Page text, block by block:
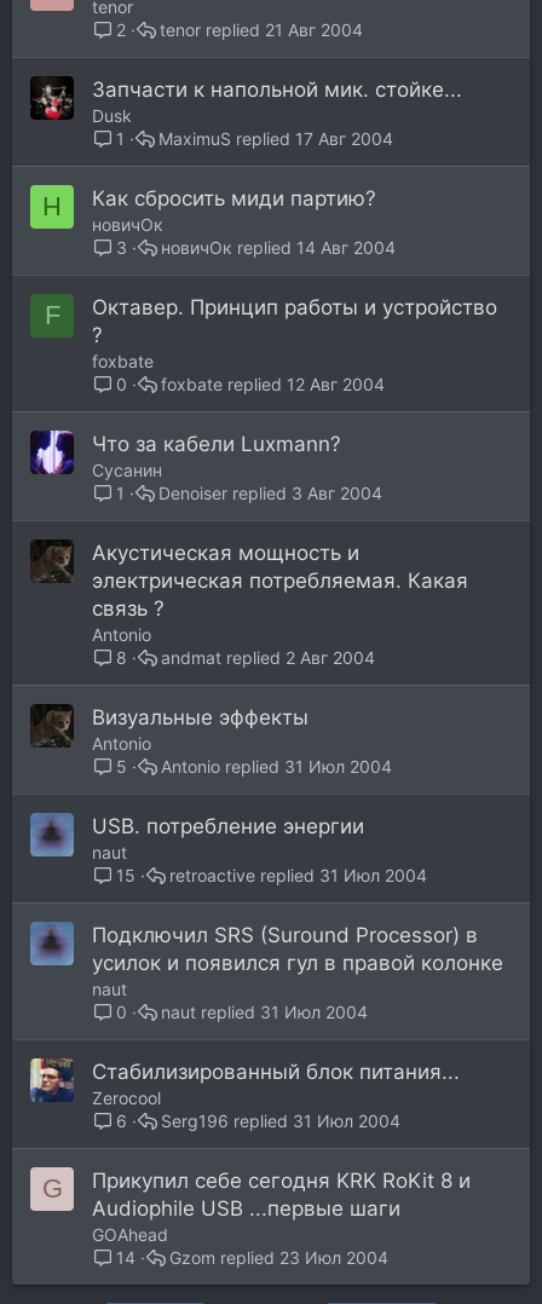
tenor
2
21 Авг 2004
tenor
Запчасти к напольной мик. стойке...
Dusk
1
17 Авг 2004
MaximuS
Н Как сбросить миди партию?
новичОк
3
14 Авг 2004
новичОк
F
Октавер. Принцип работы и устройство
?
foxbate
0
12 Авг 2004
foxbate
Что за кабели Luxmann?
Сусанин
1
3 Авг 2004
Denoiser
Акустическая мощность и
электрическая потребляемая. Какая
связь ?
Antonio
8
2 Авг 2004
andmat
Визуальные эффекты
Antonio
5
31 Июл 2004
Antonio
USB. потребление энергии
naut
15
31 Июл 2004
retroactive
Подключил SRS (Suround Processor) в
усилок и появился гул в правой колонке
naut
0
31 Июл 2004
naut
Стабилизированный блок питания...
Zerocool
6
31 Июл 2004
Serg196
G
Прикупил себе сегодня KRK RoKit 8 и
Audiophile USB ...первые шаги
GOAhead
14
23 Июл 2004
Gzom